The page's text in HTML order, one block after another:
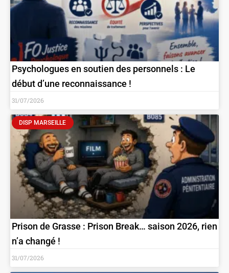
Psychologues en soutien des personnels : Le
début d’une reconnaissance !
31/07/2026
DISP MARSEILLE
Prison de Grasse : Prison Break… saison 2026, rien
n’a changé !
31/07/2026